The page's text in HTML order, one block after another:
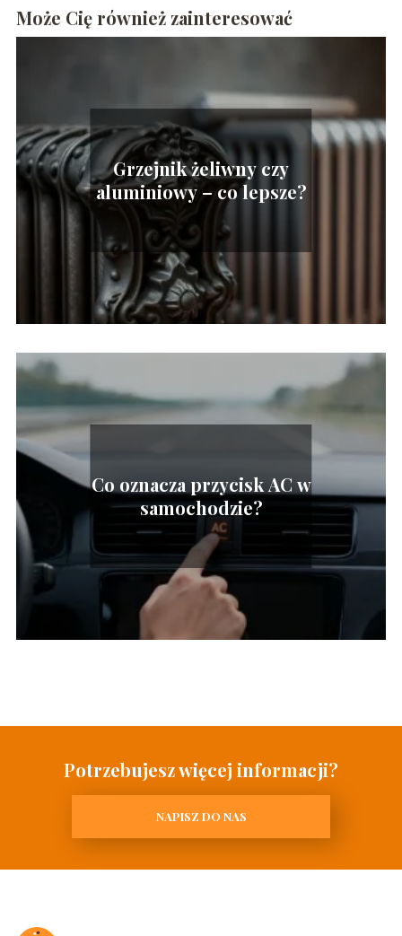
Może Cię również zainteresować
Grzejnik żeliwny czy
aluminiowy – co lepsze?
Co oznacza przycisk AC w
samochodzie?
Potrzebujesz więcej informacji?
NAPISZ DO NAS